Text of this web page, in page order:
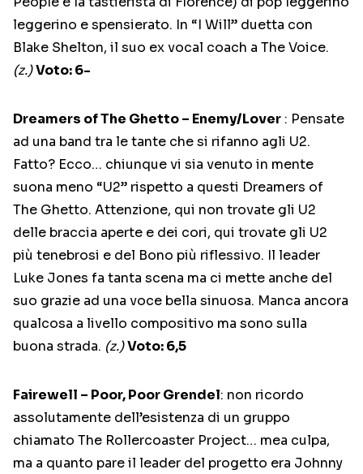
leggerino e spensierato. In “I Will” duetta con
Blake Shelton, il suo ex vocal coach a The Voice.
(z.)Voto: 6-
Dreamers of The Ghetto – Enemy/Lover : Pensate
ad una band tra le tante che si rifanno agli U2.
Fatto? Ecco… chiunque vi sia venuto in mente
suona meno “U2” rispetto a questi Dreamers of
The Ghetto. Attenzione, qui non trovate gli U2
delle braccia aperte e dei cori, qui trovate gli U2
più tenebrosi e del Bono più riflessivo. Il leader
Luke Jones fa tanta scena ma ci mette anche del
suo grazie ad una voce bella sinuosa. Manca ancora
qualcosa a livello compositivo ma sono sulla
buona strada. (z.)Voto: 6,5
Fairewell – Poor, Poor Grendel: non ricordo
assolutamente dell’esistenza di un gruppo
chiamato The Rollercoaster Project… mea culpa,
ma a quanto pare il leader del progetto era Johnny